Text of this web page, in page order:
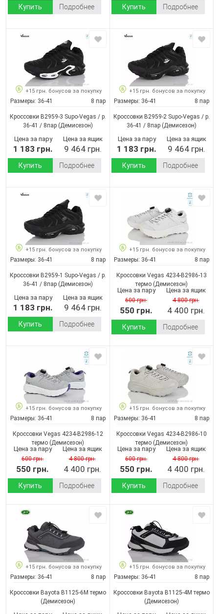
Купить Подробнее Купить Подробнее
+15 грн. бонусов за покупку
Размеры: 36-41 8 пар
Кроссовки B2959-3 Supo-Vegas / p.
36-41 / 8пар (Демисезон)
Цена за пару
1 183 грн.
Цена за ящик
9 464 грн.
Купить Подробнее
+15 грн. бонусов за покупку
Размеры: 36-41 8 пар
Кроссовки B2959-2 Supo-Vegas / p.
36-41 / 8пар (Демисезон)
Цена за пару
1 183 грн.
Цена за ящик
9 464 грн.
Купить Подробнее
+15 грн. бонусов за покупку
Размеры: 36-41 8 пар
Кроссовки B2959-1 Supo-Vegas / p.
36-41 / 8пар (Демисезон)
Цена за пару
1 183 грн.
Цена за ящик
9 464 грн.
Купить Подробнее
+15 грн. бонусов за покупку
Размеры: 36-41 8 пар
Кроссовки Vegas 4234-B2986-13
термо (Демисезон)
Цена за пару
600 грн.
550 грн.
Цена за ящик
4 800 грн.
4 400 грн.
Купить Подробнее
+15 грн. бонусов за покупку
Размеры: 36-41 8 пар
Кроссовки Vegas 4234-B2986-12
термо (Демисезон)
Цена за пару
600 грн.
550 грн.
Цена за ящик
4 800 грн.
4 400 грн.
Купить Подробнее
+15 грн. бонусов за покупку
Размеры: 36-41 8 пар
Кроссовки Vegas 4234-B2986-10
термо (Демисезон)
Цена за пару
600 грн.
550 грн.
Цена за ящик
4 800 грн.
4 400 грн.
Купить Подробнее
+15 грн. бонусов за покупку
Размеры: 36-41 8 пар
Кроссовки Bayota B1125-6M термо
(Демисезон)
+15 грн. бонусов за покупку
Размеры: 36-41 8 пар
Кроссовки Bayota B1125-4M термо
(Демисезон)